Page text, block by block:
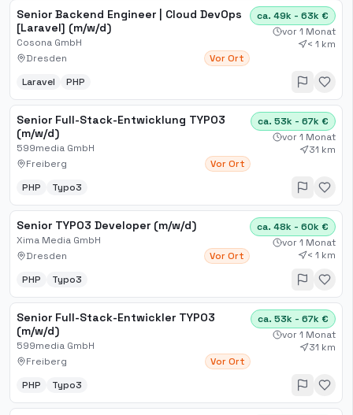
Senior Backend Engineer | Cloud DevOps
[Laravel] (m/w/d)
Cosona GmbH
Dresden
Vor Ort
ca. 49k - 63k €
vor 1 Monat
< 1 km
Laravel PHP
Senior Full-Stack-Entwicklung TYPO3
(m/w/d)
599media GmbH
Freiberg
Vor Ort
ca. 53k - 67k €
vor 1 Monat
31 km
PHP Typo3
Senior TYPO3 Developer (m/w/d)
Xima Media GmbH
Dresden
Vor Ort
ca. 48k - 60k €
vor 1 Monat
< 1 km
PHP
Typo3
Senior Full-Stack-Entwickler TYPO3
(m/w/d)
599media GmbH
Freiberg
Vor Ort
ca. 53k - 67k €
vor 1 Monat
31 km
PHP Typo3